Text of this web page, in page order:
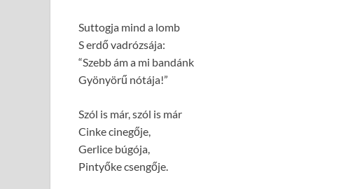
Suttogja mind a lomb
S erdő vadrózsája:
“Szebb ám a mi bandánk
Gyönyörű nótája!”
Szól is már, szól is már
Cinke cinegője,
Gerlice búgója,
Pintyőke csengője.